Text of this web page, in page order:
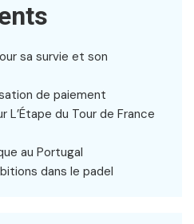
sa survie et son
de paiement
du Tour de France
au Portugal
dans le padel